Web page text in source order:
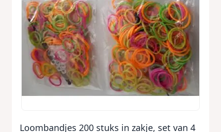
Loombandjes 200 stuks in zakje, set van 4